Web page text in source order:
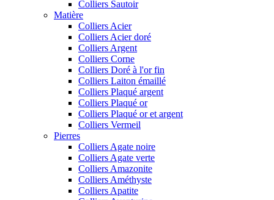
Colliers Sautoir
Matière
Colliers Acier
Colliers Acier doré
Colliers Argent
Colliers Corne
Colliers Doré à l'or fin
Colliers Laiton émaillé
Colliers Plaqué argent
Colliers Plaqué or
Colliers Plaqué or et argent
Colliers Vermeil
Pierres
Colliers Agate noire
Colliers Agate verte
Colliers Amazonite
Colliers Améthyste
Colliers Apatite